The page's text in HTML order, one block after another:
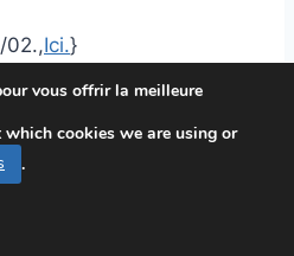
02.,Ici.}
de Paris, vol. 3/« La vie
de l’article.
La Vénérable
vous offrir la meilleure
cookies we are using or
.